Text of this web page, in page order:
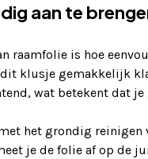
aan te
raamfolie is hoe
klusje gemakkelijk
wat betekent dat
het grondig
je de folie af op de